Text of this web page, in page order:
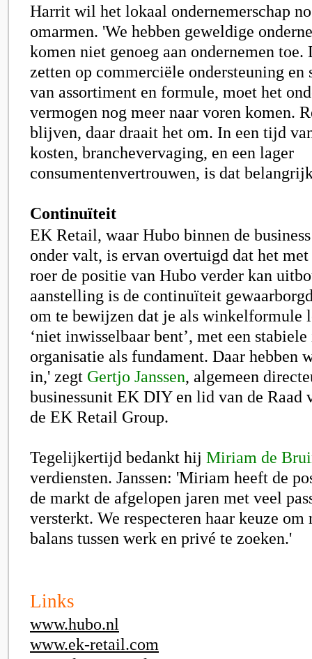
Harrit wil het lokaal ondernemerschap
omarmen. 'We hebben geweldige
komen niet genoeg aan ondernemen toe.
zetten op commerciële ondersteuning en
van assortiment en formule, moet het
vermogen nog meer naar voren komen.
blijven, daar draait het om. In een tijd
kosten, branchevervaging, en een lager
consumentenvertrouwen, is dat
Continuïteit
EK Retail, waar Hubo binnen de
onder valt, is ervan overtuigd dat het
roer de positie van Hubo verder kan
aanstelling is de continuïteit
om te bewijzen dat je als winkelformule
‘niet inwisselbaar bent’, met een
organisatie als fundament. Daar hebben
in,' zegt Gertjo Janssen, algemeen
businessunit EK DIY en lid van de Raad
de EK Retail Group.
Tegelijkertijd bedankt hij Miriam de
verdiensten. Janssen: 'Miriam heeft de
de markt de afgelopen jaren met veel
versterkt. We respecteren haar keuze om
balans tussen werk en privé te zoeken.'
Links
www.hubo.nl
www.ek-retail.com